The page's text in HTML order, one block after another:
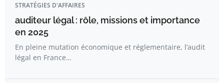
STRATÉGIES D'AFFAIRES
auditeur légal : rôle, missions et importance
en 2025
En pleine mutation économique et réglementaire, l’audit
légal en France…